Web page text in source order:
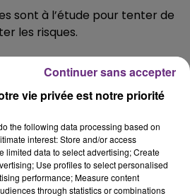
sont à l’étude pour tenter de
les risques.
vie privée est notre priorité
the following data processing based on
interest: Store and/or access
limited data to select advertising; Create
Use profiles to select personalised
performance; Measure content
through statistics or combinations
Continuer sans accepter